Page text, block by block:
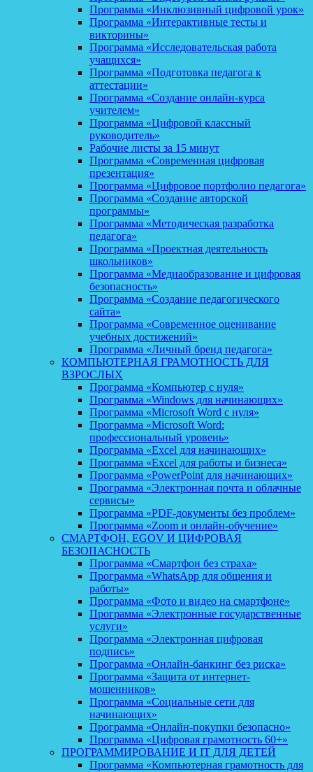
Программа «Инклюзивный цифровой урок»
Программа «Интерактивные тесты и
викторины»
Программа «Исследовательская работа
учащихся»
Программа «Подготовка педагога к
аттестации»
Программа «Создание онлайн-курса
учителем»
Программа «Цифровой классный
руководитель»
Рабочие листы за 15 минут
Программа «Современная цифровая
презентация»
Программа «Цифровое портфолио педагога»
Программа «Создание авторской
программы»
Программа «Методическая разработка
педагога»
Программа «Проектная деятельность
школьников»
Программа «Медиаобразование и цифровая
безопасность»
Программа «Создание педагогического
сайта»
Программа «Современное оценивание
учебных достижений»
Программа «Личный бренд педагога»
КОМПЬЮТЕРНАЯ ГРАМОТНОСТЬ ДЛЯ
ВЗРОСЛЫХ
Программа «Компьютер с нуля»
Программа «Windows для начинающих»
Программа «Microsoft Word с нуля»
Программа «Microsoft Word:
профессиональный уровень»
Программа «Excel для начинающих»
Программа «Excel для работы и бизнеса»
Программа «PowerPoint для начинающих»
Программа «Электронная почта и облачные
сервисы»
Программа «PDF-документы без проблем»
Программа «Zoom и онлайн-обучение»
СМАРТФОН, EGOV И ЦИФРОВАЯ
БЕЗОПАСНОСТЬ
Программа «Смартфон без страха»
Программа «WhatsApp для общения и
работы»
Программа «Фото и видео на смартфоне»
Программа «Электронные государственные
услуги»
Программа «Электронная цифровая
подпись»
Программа «Онлайн-банкинг без риска»
Программа «Защита от интернет-
мошенников»
Программа «Социальные сети для
начинающих»
Программа «Онлайн-покупки безопасно»
Программа «Цифровая грамотность 60+»
ПРОГРАММИРОВАНИЕ И IT ДЛЯ ДЕТЕЙ
Программа «Компьютерная грамотность для